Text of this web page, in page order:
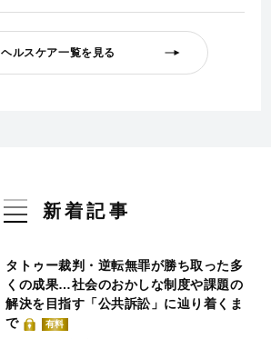
ヘルスケア一覧を見る
新着記事
タトゥー裁判・逆転無罪が勝ち取った多
くの成果…社会のおかしな制度や課題の
解決を目指す「公共訴訟」に辿り着くま
で
有料